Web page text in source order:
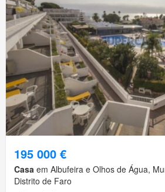
195 000 €
Casa em Albufeira e Olhos de Água,
Distrito de Faro